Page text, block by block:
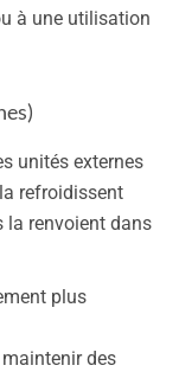
à une utilisation
unités externes
refroidissent
la renvoient dans
plus
des